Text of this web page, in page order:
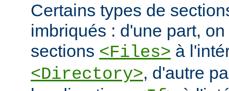
Certains types de
imbriqués : d'une part,
sections <Files> à
<Directory>, d'autre